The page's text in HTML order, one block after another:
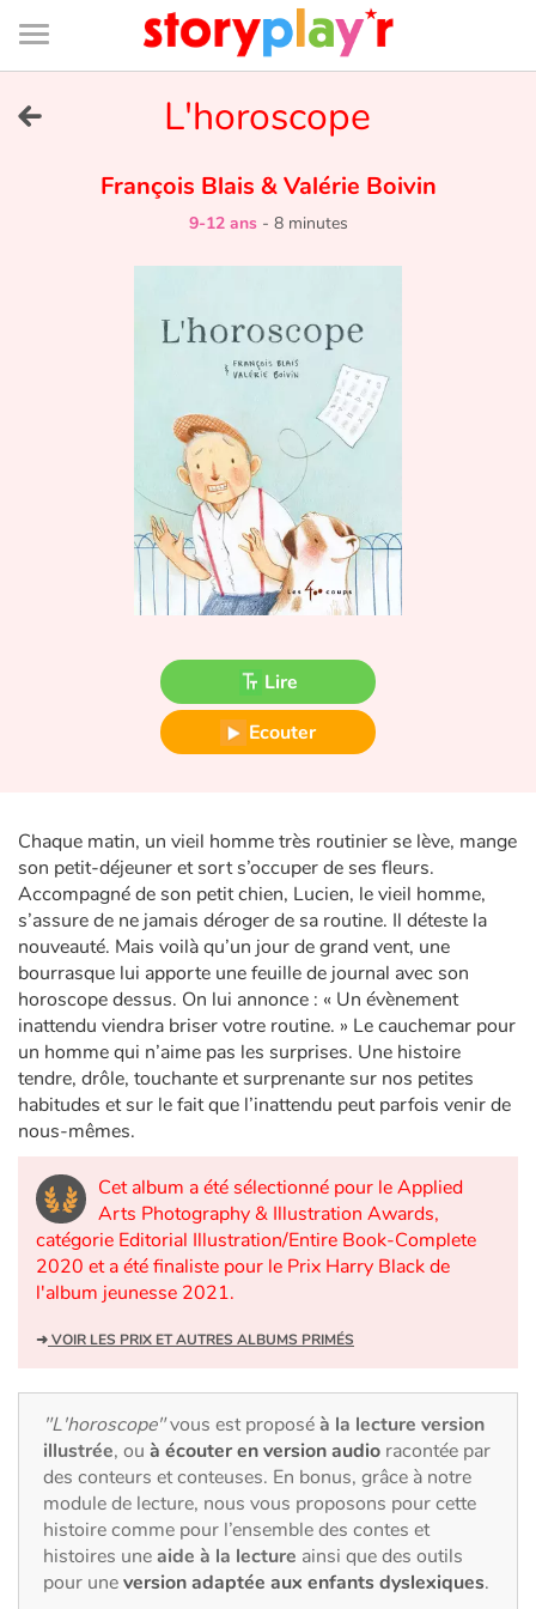
Connexion
Bibliothèque
de
page
Tester gratuitement
Contes d'ici et d'ailleurs
Fable, mythe, littérature et poésie
Princesses et princes, rois, reines et dragons
Ogres, monstres et sorcières
Héroïnes et héros
Les animaux
Voyage, épopée, enquête, aventure
Autour du monde
Apprentissage
Art, espace, activité
Documentaires
En famille
Quotidien et loisirs
Amour et amitié
Sujets de société
Émotions et sentiments
L'horoscope
François Blais &Valérie Boivin
9-12 ans- 8 minutes
Lire
Ecouter
Chaque matin, un vieil homme très routinier se lève, mange
son petit-déjeuner et sort s’occuper de ses fleurs.
Accompagné de son petit chien, Lucien, le vieil homme,
s’assure de ne jamais déroger de sa routine. Il déteste la
nouveauté. Mais voilà qu’un jour de grand vent, une
bourrasque lui apporte une feuille de journal avec son
horoscope dessus. On lui annonce : « Un évènement
inattendu viendra briser votre routine. » Le cauchemar pour
un homme qui n’aime pas les surprises. Une histoire
tendre, drôle, touchante et surprenante sur nos petites
habitudes et sur le fait que l’inattendu peut parfois venir de
nous-mêmes.
Cet album a été sélectionné pour le Applied
Arts Photography & Illustration Awards,
catégorie Editorial Illustration/Entire Book-Complete
2020 et a été finaliste pour le Prix Harry Black de
l'album jeunesse 2021.
➜VOIR LES PRIX ET AUTRES ALBUMS PRIMÉS
"L'horoscope"vous est proposéà la lecture version
illustrée, ou à écouter en version audio racontée par
des conteurs et conteuses. En bonus, grâce à notre
module de lecture, nous vous proposons pour cette
histoire comme pour l’ensemble des contes et
histoires uneaide à la lecture ainsi que des outils
pour uneversion adaptée aux enfants dyslexiques.